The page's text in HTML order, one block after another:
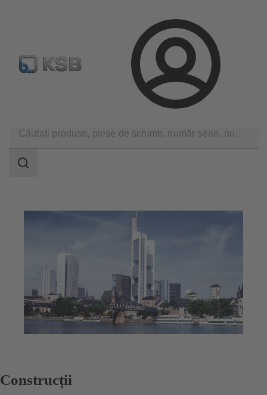
Conectare
Configurare produs Căutare piese de schimb standard
Domeniu
Construcții